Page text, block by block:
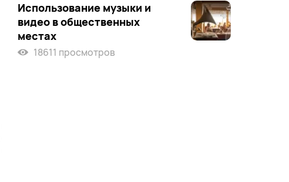
Использование музыки и
видео в общественных
местах
18611 просмотров